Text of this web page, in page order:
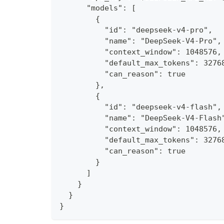
      "models": [
        {
          "id": "deepseek-v4-pro",
          "name": "DeepSeek-V4-Pro",
          "context_window": 1048576,
"default_max_tokens":
          "can_reason": true
        },
        {
          "id": "deepseek-v4-flash",
"name": "DeepSeek-V4-
          "context_window": 1048576,
"default_max_tokens":
          "can_reason": true
        }
      ]
    }
  }
}